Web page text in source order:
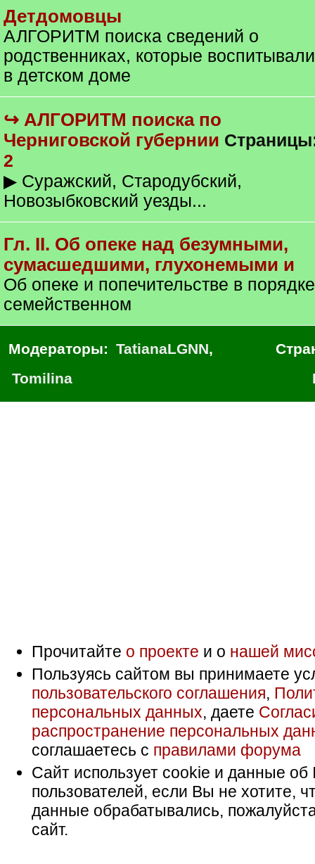
Детдомовцы
АЛГОРИТМ поиска сведений о
родственниках, которые
в детском доме
↪ АЛГОРИТМ поиска по
Черниговской губернии
2
▶ Суражский, Стародубский,
Новозыбковский уезды...
Гл. II. Об опеке над безумными,
сумасшедшими, глухонемыми и
Об опеке и попечительстве в порядке
семейственном
Модераторы: TatianaLGNN,
Tomilina
Прочитайте о проекте и о нашей
Пользуясь сайтом вы принимаете
пользовательского соглашения,
персональных данных, даете
распространение персональных
соглашаетесь с правилами форума
Сайт использует cookie и данные об
пользователей, если Вы не хотите,
данные обрабатывались,
сайт.